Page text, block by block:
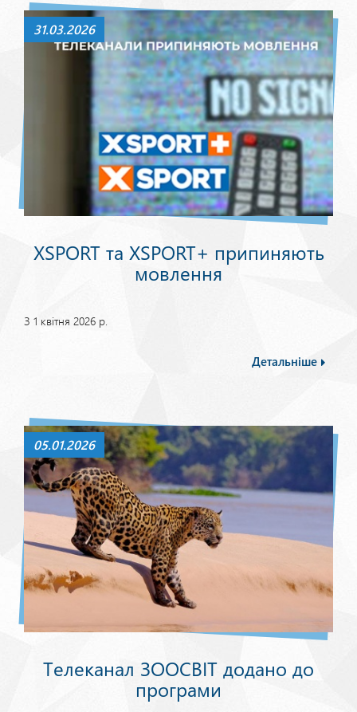
31.03.2026
XSPORT та XSPORT+ припиняють
мовлення
З 1 квітня 2026 р.
Детальніше
05.01.2026
Телеканал ЗООСВІТ додано до
програми